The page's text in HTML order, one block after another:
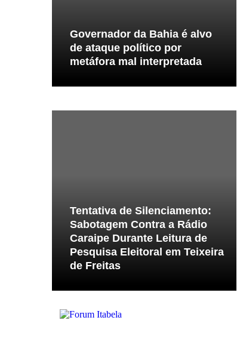
Governador da Bahia é alvo
de ataque político por
metáfora mal interpretada
Tentativa de Silenciamento:
Sabotagem Contra a Rádio
Caraipe Durante Leitura de
Pesquisa Eleitoral em Teixeira
de Freitas